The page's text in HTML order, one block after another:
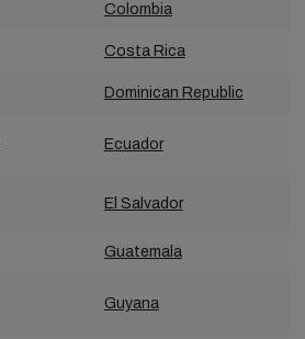
Colombia
Costa Rica
Dominican Republic
Ecuador
El Salvador
Guatemala
Guyana